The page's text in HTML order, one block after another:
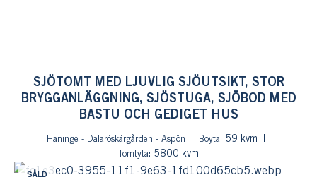
SJÖTOMT MED LJUVLIG SJÖUTSIKT, STOR
BRYGGANLÄGGNING, SJÖSTUGA, SJÖBOD MED
BASTU OCH GEDIGET HUS
Haninge - Dalaröskärgården - Aspön Boyta: 59 kvm
Tomtyta: 5800 kvm
SÅLD